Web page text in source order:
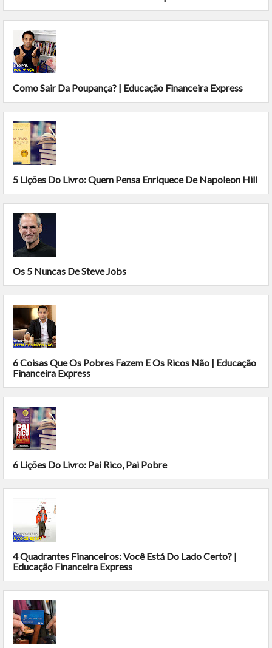
Como Sair Da Poupança? | Educação Financeira Express
5 Lições Do Livro: Quem Pensa Enriquece De Napoleon Hill
Os 5 Nuncas De Steve Jobs
6 Coisas Que Os Pobres Fazem E Os Ricos Não | Educação
Financeira Express
6 Lições Do Livro: Pai Rico, Pai Pobre
4 Quadrantes Financeiros: Você Está Do Lado Certo? |
Educação Financeira Express